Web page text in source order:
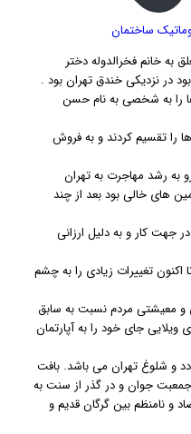
ساختمان
به خانم فخرالدوله دختر
در نزدیکی خندق تهران بود .
را به شخصی به نام حسن
را تقسیم کردند و به فروش
به رشد مهاجرت به تهران
های خالی بود بعد از چند
جهت کار و به دلیل ارزانی
اکنون تغییرات زیادی را به چشم
معیشتی مردم نسبت به سابق
جای خود را به آپارتمان
و شلوغ تهران می باشد. بافت
جوان و در گذر از سنت به
و نامنظم بین گرگان قدیم و